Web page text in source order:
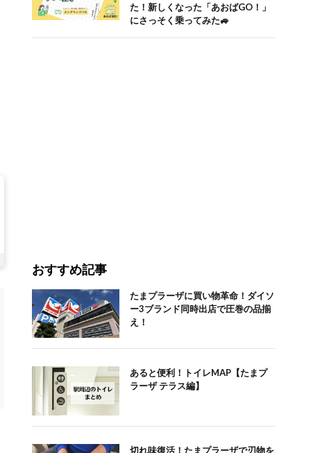
た！新しくなった「あおばGO！」
にさっそく乗ってみた🚙
おすすめ記事
たまプラーザに買い物革命！ダイソ
ー3ブランド同時出店で圧巻の品揃
え！
あると便利！トイレMAP【たまプ
ラーザ テラス編】
切れ味復活！たまプラーザで刃物を